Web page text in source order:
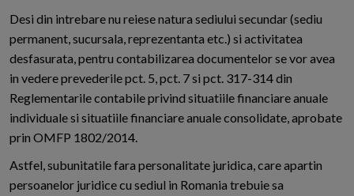
Desi din intrebare nu reiese natura sediului secundar (sediu
permanent, sucursala, reprezentanta etc.) si activitatea
desfasurata, pentru contabilizarea documentelor se vor avea
in vedere prevederile pct. 5, pct. 7 si pct. 317-314 din
Reglementarile contabile privind situatiile financiare anuale
individuale si situatiile financiare anuale consolidate, aprobate
prin OMFP 1802/2014.
Astfel, subunitatile fara personalitate juridica, care apartin
persoanelor juridice cu sediul in Romania trebuie sa